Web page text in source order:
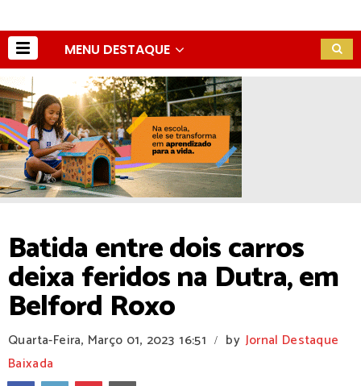
MENU DESTAQUE
Batida entre dois carros
deixa feridos na Dutra, em
Belford Roxo
Quarta-Feira, Março 01, 2023 16:51 / by Jornal Destaque
Baixada